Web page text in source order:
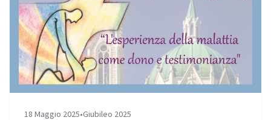
18 Maggio 2025•Giubileo 2025